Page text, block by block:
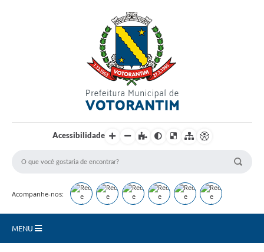
Acessibilidade
Acompanhe-nos:
MENU